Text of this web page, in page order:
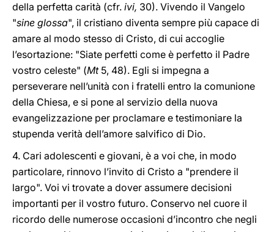
della perfetta carità (cfr. ivi, 30). Vivendo il Vangelo
"sine glossa", il cristiano diventa sempre più capace di
amare al modo stesso di Cristo, di cui accoglie
l’esortazione: "Siate perfetti come è perfetto il Padre
vostro celeste" (Mt5, 48). Egli si impegna a
perseverare nell’unità con i fratelli entro la comunione
della Chiesa, e si pone al servizio della nuova
evangelizzazione per proclamare e testimoniare la
stupenda verità dell’amore salvifico di Dio.
4. Cari adolescenti e giovani, è a voi che, in modo
particolare, rinnovo l’invito di Cristo a "prendere il
largo". Voi vi trovate a dover assumere decisioni
importanti per il vostro futuro. Conservo nel cuore il
ricordo delle numerose occasioni d’incontro che negli